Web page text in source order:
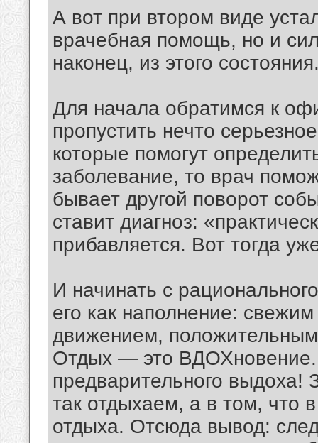
А вот при втором виде
врачебная помощь, но и
наконец, из этого
Для начала обратимся к
пропустить нечто
которые помогут
заболевание, то врач
бывает другой поворот
ставит диагноз:
прибавляется. Вот тогда
И начинать с
его как наполнение:
движением,
Отдых — это ВДОХновение.
предварительного выдоха!
так отдыхаем, а в том, что
отдыха. Отсюда вывод: